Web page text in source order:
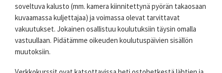
soveltuva kalusto (mm. kamera kiinnitettynä pyörän takaosaan
kuvaamassa kuljettajaa) ja voimassa olevat tarvittavat
vakuutukset. Jokainen osallistuu koulutuksiin täysin omalla
vastuullaan. Pidätämme oikeuden koulutuspäivien sisällön
muutoksiin.